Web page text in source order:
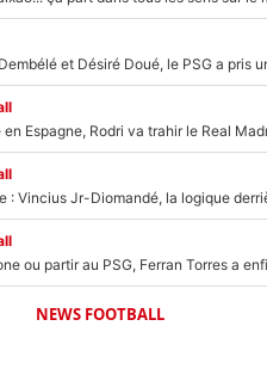
NEWS FOOTBALL